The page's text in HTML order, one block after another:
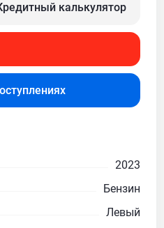
калькулятор
2023
Бензин
Левый